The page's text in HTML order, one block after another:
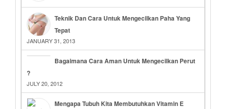
Teknik Dan Cara Untuk Mengecilkan Paha Yang
Tepat
JANUARY 31, 2013
Bagaimana Cara Aman Untuk Mengecilkan Perut
?
JULY 20, 2012
Mengapa Tubuh Kita Membutuhkan Vitamin E